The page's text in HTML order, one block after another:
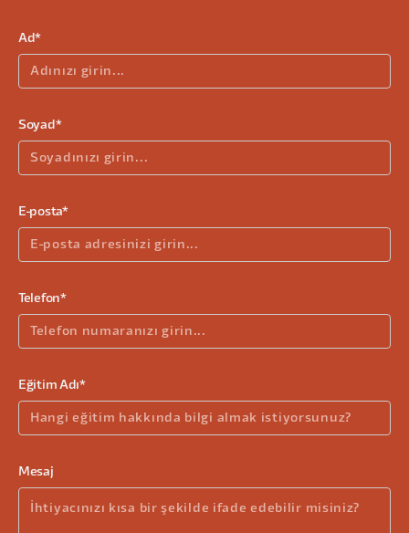
Ad*
Soyad*
E-posta*
Telefon*
Eğitim Adı*
Mesaj